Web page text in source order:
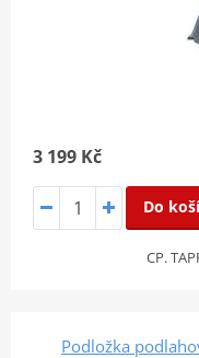
3 199 Kč
Do
CP.
Podložka